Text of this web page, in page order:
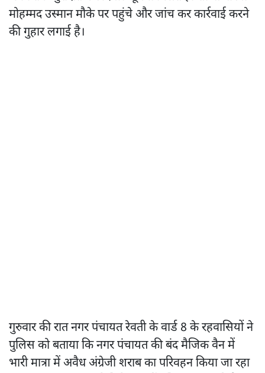
मोहम्मद उस्मान मौके पर पहुंचे और जांच कर कार्रवाई करने
की गुहार लगाई है।
गुरुवार की रात नगर पंचायत रेवती के वार्ड 8 के रहवासियों ने
पुलिस को बताया कि नगर पंचायत की बंद मैजिक वैन में
भारी मात्रा में अवैध अंग्रेजी शराब का परिवहन किया जा रहा